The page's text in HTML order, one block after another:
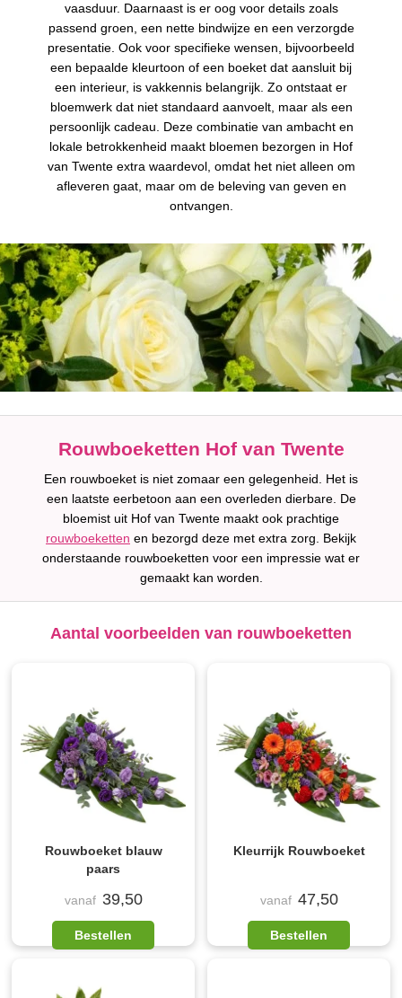
vaasduur. Daarnaast is er oog voor details zoals
passend groen, een nette bindwijze en een verzorgde
presentatie. Ook voor specifieke wensen, bijvoorbeeld
een bepaalde kleurtoon of een boeket dat aansluit bij
een interieur, is vakkennis belangrijk. Zo ontstaat er
bloemwerk dat niet standaard aanvoelt, maar als een
persoonlijk cadeau. Deze combinatie van ambacht en
lokale betrokkenheid maakt bloemen bezorgen in Hof
van Twente extra waardevol, omdat het niet alleen om
afleveren gaat, maar om de beleving van geven en
ontvangen.
Rouwboeketten Hof van Twente
Een rouwboeket is niet zomaar een gelegenheid. Het is
een laatste eerbetoon aan een overleden dierbare. De
bloemist uit Hof van Twente maakt ook prachtige
rouwboeketten en bezorgd deze met extra zorg. Bekijk
onderstaande rouwboeketten voor een impressie wat er
gemaakt kan worden.
Aantal voorbeelden van rouwboeketten
Rouwboeket blauw
paars
vanaf 39,50
Bestellen
Kleurrijk Rouwboeket
vanaf 47,50
Bestellen